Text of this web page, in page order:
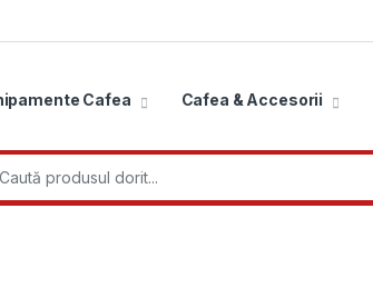
Cafea Cafea & Accesorii
for: